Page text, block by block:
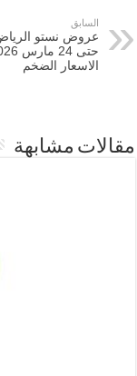
السابق
الاسعار الضخم
مقالات مشابهة